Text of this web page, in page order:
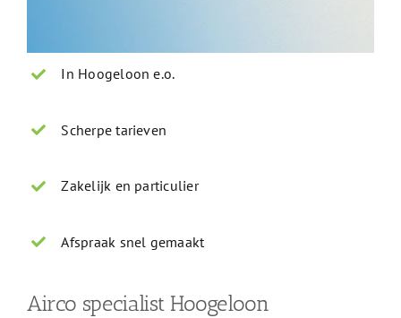
In Hoogeloon e.o.
Scherpe tarieven
Zakelijk en particulier
Afspraak snel gemaakt
Airco specialist Hoogeloon